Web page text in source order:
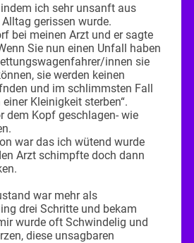
ich sehr unsanft aus
gerissen wurde.
bei meinen Arzt und er sagte
Sie nun einen Unfall haben
innen sie
sie werden keinen
und im schlimmsten Fall
Kleinigkeit sterben“.
dem Kopf geschlagen- wie
war das ich wütend wurde
Arzt schimpfte doch dann
war mehr als
drei Schritte und bekam
wurde oft Schwindelig und
diese unsagbaren